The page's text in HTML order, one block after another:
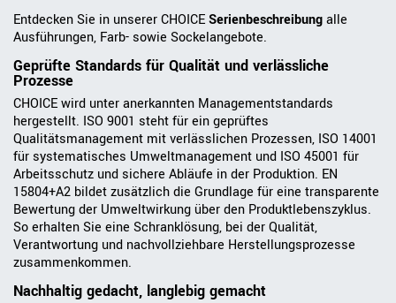
Entdecken Sie in unserer CHOICESerienbeschreibungalle
Ausführungen, Farb- sowie Sockelangebote.
Geprüfte Standards für Qualität und verlässliche
Prozesse
CHOICE wird unter anerkannten Managementstandards
hergestellt. ISO 9001 steht für ein geprüftes
Qualitätsmanagement mit verlässlichen Prozessen, ISO 14001
für systematisches Umweltmanagement und ISO 45001 für
Arbeitsschutz und sichere Abläufe in der Produktion. EN
15804+A2 bildet zusätzlich die Grundlage für eine transparente
Bewertung der Umweltwirkung über den Produktlebenszyklus.
So erhalten Sie eine Schranklösung, bei der Qualität,
Verantwortung und nachvollziehbare Herstellungsprozesse
zusammenkommen.
Nachhaltig gedacht, langlebig gemacht